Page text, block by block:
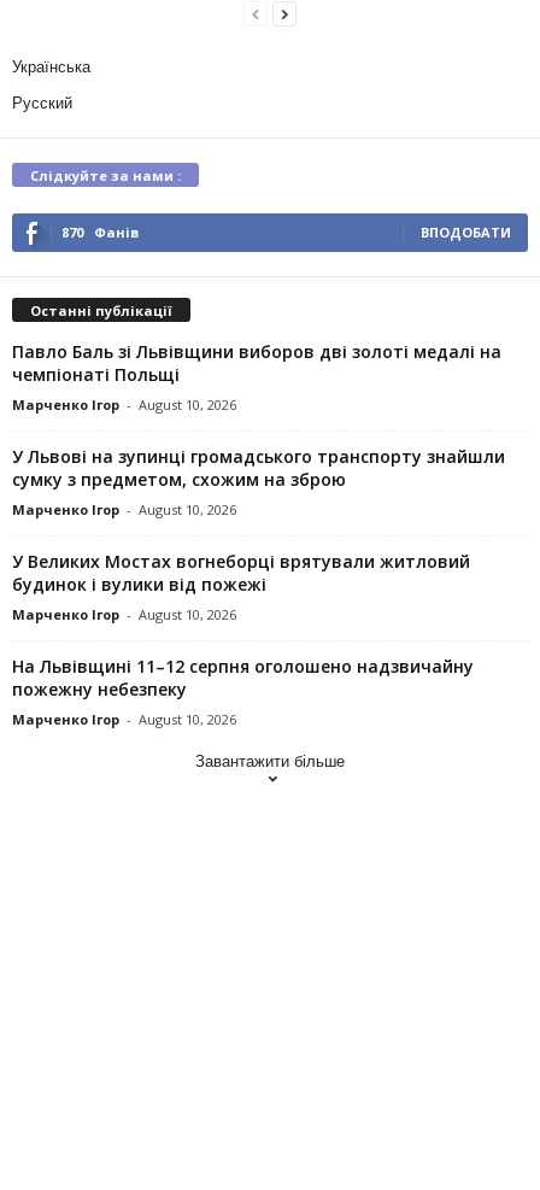
Українська
Русский
Слідкуйте за нами :
870 Фанів ВПОДОБАТИ
Останні публікації
Павло Баль зі Львівщини виборов дві золоті медалі на
чемпіонаті Польщі
Марченко Ігор - August 10, 2026
У Львові на зупинці громадського транспорту знайшли
сумку з предметом, схожим на зброю
Марченко Ігор - August 10, 2026
У Великих Мостах вогнеборці врятували житловий
будинок і вулики від пожежі
Марченко Ігор - August 10, 2026
На Львівщині 11–12 серпня оголошено надзвичайну
пожежну небезпеку
Марченко Ігор - August 10, 2026
Завантажити більше